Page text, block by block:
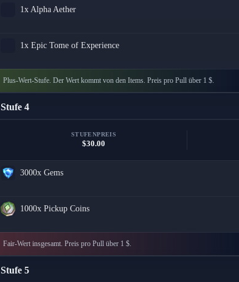
1x Alpha Aether
1x Epic Tome of Experience
Plus-Wert-Stufe. Der Wert kommt von den Items. Preis pro Pull über 1 $.
Stufe 4
STUFENPREIS
$30.00
3000x Gems
1000x Pickup Coins
Fair-Wert insgesamt. Preis pro Pull über 1 $.
Stufe 5